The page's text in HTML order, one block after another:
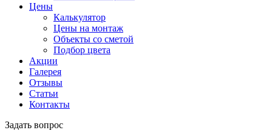
Цены
Калькулятор
Цены на монтаж
Объекты со сметой
Подбор цвета
Акции
Галерея
Отзывы
Статьи
Контакты
Задать вопрос